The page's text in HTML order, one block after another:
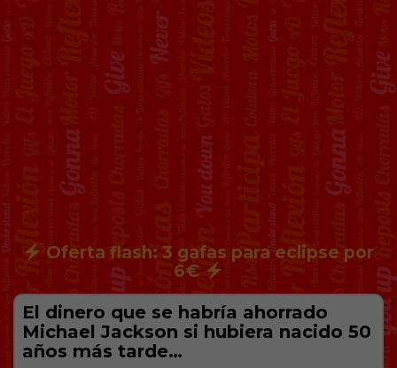
Oferta flash: 3 gafas para eclipse por
6€
El dinero que se habría ahorrado
Michael Jackson si hubiera nacido 50
años más tarde…